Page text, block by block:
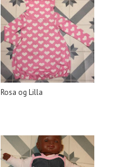
Rosa og Lilla